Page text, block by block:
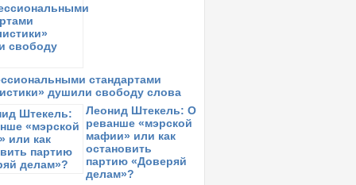
стандартами
душили свободу слова
Леонид Штекель: О
реванше «мэрской
мафии» или как
остановить
партию «Доверяй
делам»?